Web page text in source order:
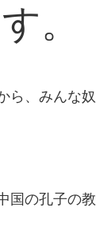
。
ら、みんな
国の孔子の